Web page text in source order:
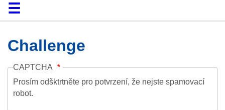
DomůKolekce
Prohlížení
Vyhledávání
O platformě
Nápověda
KontaktDigitalia
Challenge
CAPTCHA
Prosím odšktrtněte pro potvrzení, že nejste spamovací
robot.